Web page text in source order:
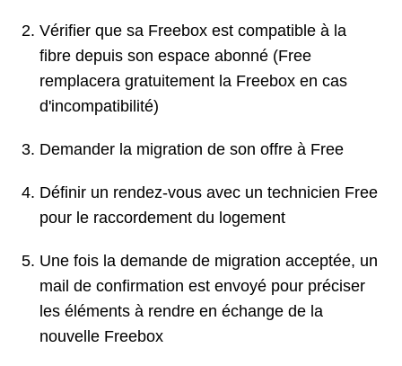
Vérifier que sa Freebox est compatible à la
fibre depuis son espace abonné (Free
remplacera gratuitement la Freebox en cas
d'incompatibilité)
Demander la migration de son offre à Free
Définir un rendez-vous avec un technicien Free
pour le raccordement du logement
Une fois la demande de migration acceptée, un
mail de confirmation est envoyé pour préciser
les éléments à rendre en échange de la
nouvelle Freebox